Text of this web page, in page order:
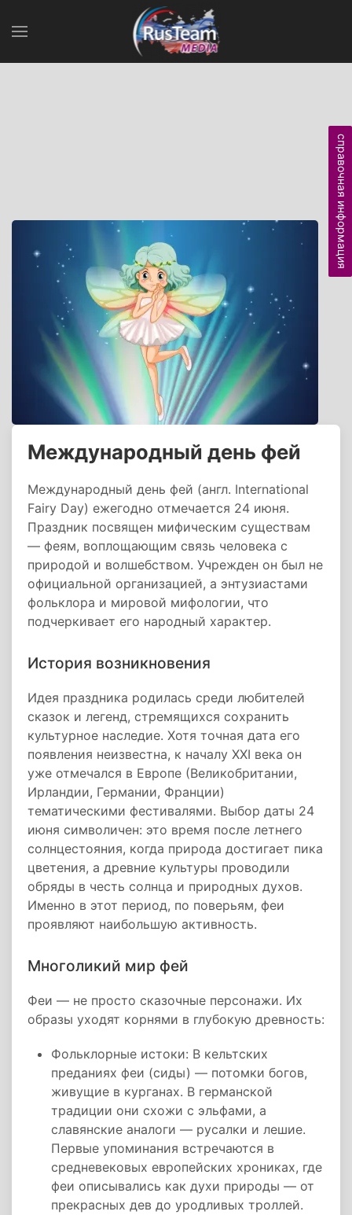
Международный день фей
Международный день фей (англ. International
Fairy Day) ежегодно отмечается 24 июня.
Праздник посвящен мифическим существам
— феям, воплощающим связь человека с
природой и волшебством. Учрежден он был не
официальной организацией, а энтузиастами
фольклора и мировой мифологии, что
подчеркивает его народный характер.
История возникновения
Идея праздника родилась среди любителей
сказок и легенд, стремящихся сохранить
культурное наследие. Хотя точная дата его
появления неизвестна, к началу XXI века он
уже отмечался в Европе (Великобритании,
Ирландии, Германии, Франции)
тематическими фестивалями. Выбор даты 24
июня символичен: это время после летнего
солнцестояния, когда природа достигает пика
цветения, а древние культуры проводили
обряды в честь солнца и природных духов.
Именно в этот период, по поверьям, феи
проявляют наибольшую активность.
Многоликий мир фей
Феи — не просто сказочные персонажи. Их
образы уходят корнями в глубокую древность:
Фольклорные истоки: В кельтских
преданиях феи (сиды) — потомки богов,
живущие в курганах. В германской
традиции они схожи с эльфами, а
славянские аналоги — русалки и лешие.
Первые упоминания встречаются в
средневековых европейских хрониках, где
феи описывались как духи природы — от
прекрасных дев до уродливых троллей.
справочная информация